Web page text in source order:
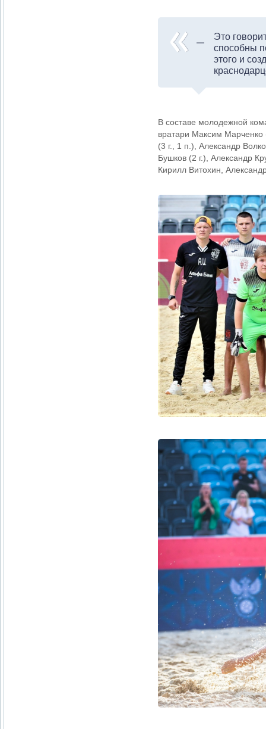
Это
способны
этого и
В составе молодежной
вратари Максим
(3 г., 1 п.), Александр
Бушков (2 г.), Александр
Кирилл Витохин,